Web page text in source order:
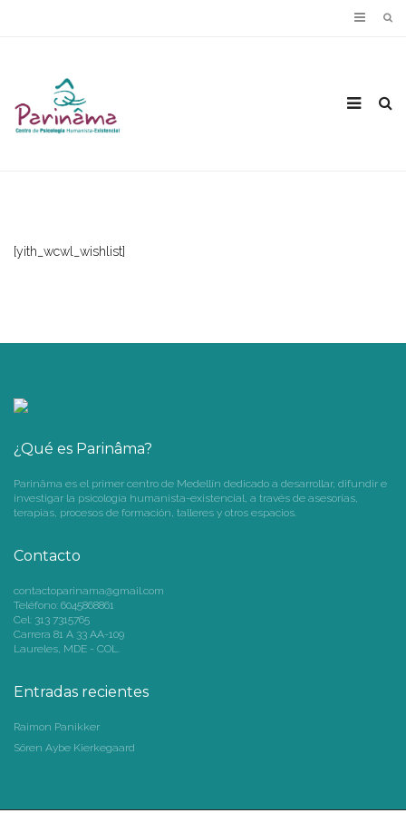
[yith_wcwl_wishlist]
¿Qué es Parinâma?
Parinâma es el primer centro de Medellín dedicado a desarrollar, difundir e
investigar la psicología humanista-existencial, a través de asesorías,
terapias, procesos de formación, talleres y otros espacios.
Contacto
contactoparinama@gmail.com
Teléfono: 6045868861
Cel: 313 7315765
Carrera 81 A 33 AA-109
Laureles, MDE - COL.
Entradas recientes
Raimon Panikker
Sören Aybe Kierkegaard